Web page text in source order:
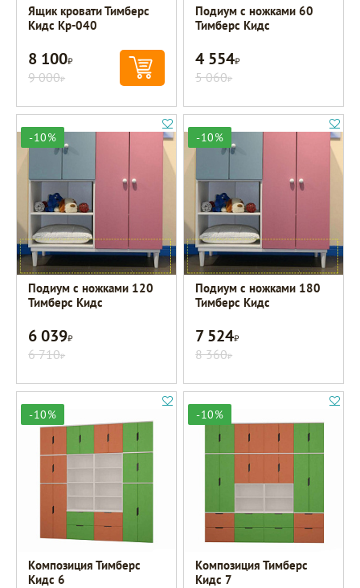
Ящик кровати Тимберс
Кидс Кр-040
8 100Р
9 000Р
Подиум с ножками 60
Тимберс Кидс
4 554Р
5 060Р
-10%
Подиум с ножками 120
Тимберс Кидс
6 039Р
6 710Р
-10%
Подиум с ножками 180
Тимберс Кидс
7 524Р
8 360Р
-10%
Композиция Тимберс
Кидс 6
-10%
Композиция Тимберс
Кидс 7